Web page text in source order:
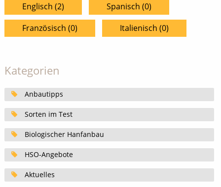
Englisch (2) Spanisch (0)
Französisch (0) Italienisch (0)
Kategorien
Anbautipps
Sorten im Test
Biologischer Hanfanbau
HSO-Angebote
Aktuelles